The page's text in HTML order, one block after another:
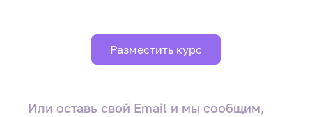
Разместить курс
Или оставь свой Email и мы сообщим,